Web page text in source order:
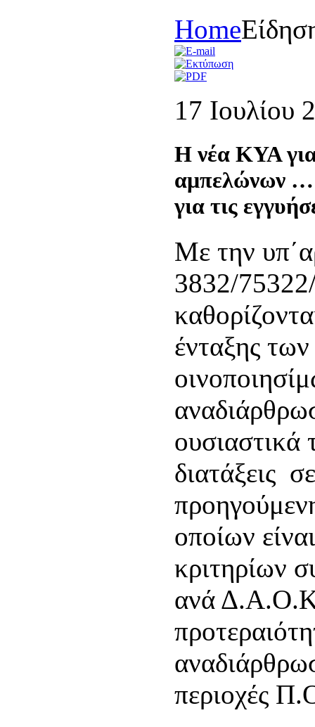
Home
17 Ioυλίου
Η νέα ΚΥΑ
αμπελώνων …
για τις
Με την
3832/
ένταξης
ουσιαστικά
διατάξεις
οποίων
κριτηρίων
ανά Δ.Α.Ο.Κ
περιοχές